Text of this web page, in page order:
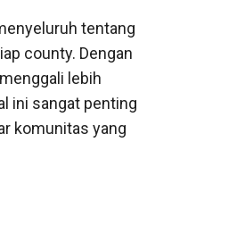
tentang
county. Dengan
lebih
ini sangat penting
komunitas yang